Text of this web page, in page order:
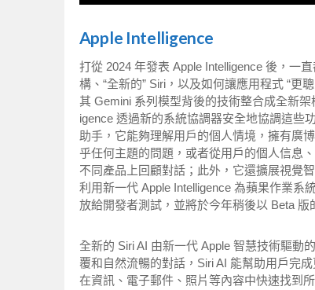
Apple Intelligence
打從 2024 年發表 Apple Intelligence 後，一
構、“全新的” Siri，以及如何讓應用程式 “更
其 Gemini 系列模型背後的技術整合成全新
igence 透過新的系統協調器安全地協調這些
助手，它能夠理解用戶的個人情境，擁有廣
乎任何主題的問題，或者從用戶的個人信息
不同產品上回顧對話；此外，它還擴展視覺
利用新一代 Apple Intelligence 為蘋果作業系
放給開發者測試，並將於今年稍後以 Beta 版
全新的 Siri AI 由新一代 Apple 智慧技術驅動
覆和自然流暢的對話，Siri AI 能幫助用戶完
在資訊、電子郵件、照片等內容中快速找到